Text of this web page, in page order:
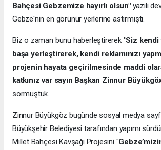
Bahçesi Gebzemize hayırlı olsun"yazılı
Gebze'nin en görünür yerlerine astırmıştı.
Biz o zaman bunu haberleştirerek "Siz kendi
başa yerleştirerek, kendi reklamınızı
projenin hayata geçirilmesinde maddi
katkınız var sayın Başkan Zinnur
sormuştuk..
Zinnur Büyükgöz bugünde sosyal medya
Büyükşehir Belediyesi tarafından yapımı
Millet Bahçesi Kavşağı Projesini "